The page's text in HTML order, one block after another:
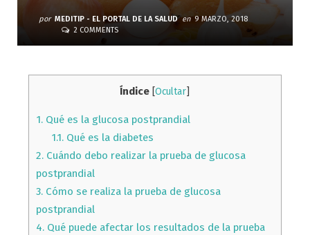
por MEDITIP - EL PORTAL DE LA SALUD en 9 MARZO, 2018
2 COMMENTS
Índice [Ocultar]
1.Qué es la glucosa postprandial
1.1. Qué es la diabetes
2.Cuándo debo realizar la prueba de glucosa
postprandial
3.Cómo se realiza la prueba de glucosa
postprandial
4.Qué puede afectar los resultados de la prueba